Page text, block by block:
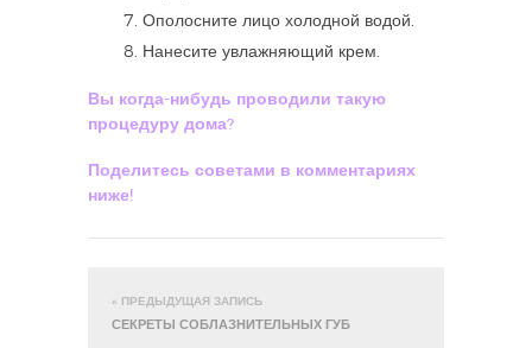
Ополосните лицо холодной водой.
Нанесите увлажняющий крем.
Вы когда-нибудь проводили такую
процедуру дома?
Поделитесь советами в комментариях
ниже!
« ПРЕДЫДУЩАЯ ЗАПИСЬ
СЕКРЕТЫ СОБЛАЗНИТЕЛЬНЫХ ГУБ